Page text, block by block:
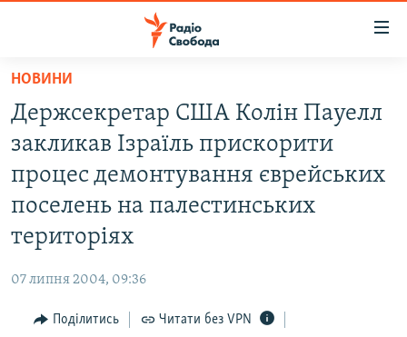
Перейти
основного
матеріалу
до
основної
навігації
Перейти
до
ВСЕ ЗА ДОБУ
СПОРТ
РОСІЙСЬКА «ФІЛЬТРАЦІЯ»
ТИ ЯК?
НОВИНИ
Держсекретар США Колін Пауелл
закликав Ізраїль прискорити
процес демонтування єврейських
поселень на палестинських
територіях
07 липня 2004, 09:36
Поділитись Читати без VPN